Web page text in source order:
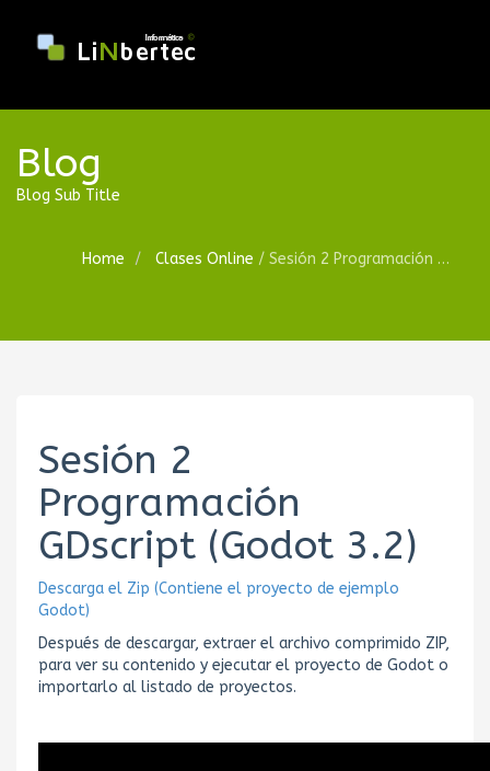
Blog
Blog Sub Title
Home Clases Online / Sesión 2 Programación GDscript (Godot 3.2)
Sesión 2
Programación
GDscript (Godot 3.2)
Descarga el Zip (Contiene el proyecto de ejemplo
Godot)
Después de descargar, extraer el archivo comprimido ZIP,
para ver su contenido y ejecutar el proyecto de Godot o
importarlo al listado de proyectos.